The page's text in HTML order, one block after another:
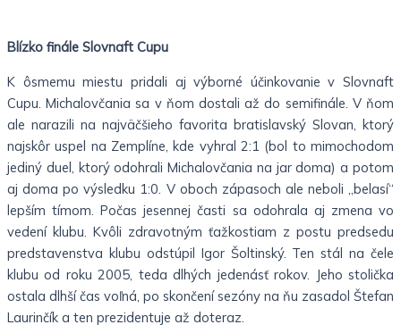
Blízko finále Slovnaft Cupu
K ôsmemu miestu pridali aj výborné účinkovanie v Slovnaft
Cupu. Michalovčania sa v ňom dostali až do semifinále. V ňom
ale narazili na najväčšieho favorita bratislavský Slovan, ktorý
najskôr uspel na Zemplíne, kde vyhral 2:1 (bol to mimochodom
jediný duel, ktorý odohrali Michalovčania na jar doma) a potom
aj doma po výsledku 1:0. V oboch zápasoch ale neboli „belasí“
lepším tímom. Počas jesennej časti sa odohrala aj zmena vo
vedení klubu. Kvôli zdravotným ťažkostiam z postu predsedu
predstavenstva klubu odstúpil Igor Šoltinský. Ten stál na čele
klubu od roku 2005, teda dlhých jedenásť rokov. Jeho stolička
ostala dlhší čas voľná, po skončení sezóny na ňu zasadol Štefan
Laurinčík a ten prezidentuje až doteraz.